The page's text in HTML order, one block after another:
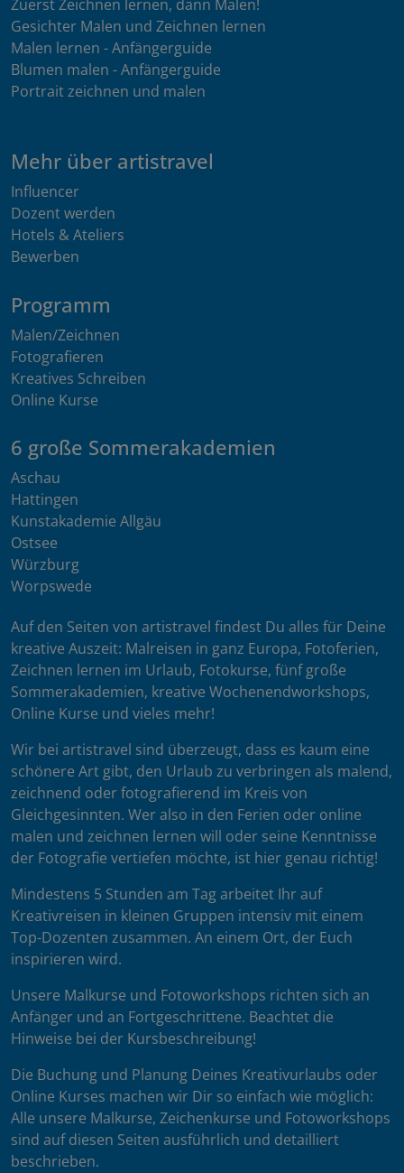
Zuerst Zeichnen lernen, dann Malen!
Gesichter Malen und Zeichnen lernen
Malen lernen - Anfängerguide
Blumen malen - Anfängerguide
Portrait zeichnen und malen
Mehr über artistravel
Influencer
Dozent werden
Hotels & Ateliers
Bewerben
Programm
Malen/Zeichnen
Fotografieren
Kreatives Schreiben
Online Kurse
6 große Sommerakademien
Aschau
Hattingen
Kunstakademie Allgäu
Ostsee
Würzburg
Worpswede
Auf den Seiten von artistravel findest Du alles für Deine
kreative Auszeit: Malreisen in ganz Europa, Fotoferien,
Zeichnen lernen im Urlaub, Fotokurse, fünf große
Sommerakademien, kreative Wochenendworkshops,
Online Kurse und vieles mehr!
Wir bei artistravel sind überzeugt, dass es kaum eine
schönere Art gibt, den Urlaub zu verbringen als malend,
zeichnend oder fotografierend im Kreis von
Gleichgesinnten. Wer also in den Ferien oder online
malen und zeichnen lernen will oder seine Kenntnisse
der Fotografie vertiefen möchte, ist hier genau richtig!
Mindestens 5 Stunden am Tag arbeitet Ihr auf
Kreativreisen in kleinen Gruppen intensiv mit einem
Top-Dozenten zusammen. An einem Ort, der Euch
inspirieren wird.
Unsere Malkurse und Fotoworkshops richten sich an
Anfänger und an Fortgeschrittene. Beachtet die
Hinweise bei der Kursbeschreibung!
Die Buchung und Planung Deines Kreativurlaubs oder
Online Kurses machen wir Dir so einfach wie möglich:
Alle unsere Malkurse, Zeichenkurse und Fotoworkshops
sind auf diesen Seiten ausführlich und detailliert
beschrieben.